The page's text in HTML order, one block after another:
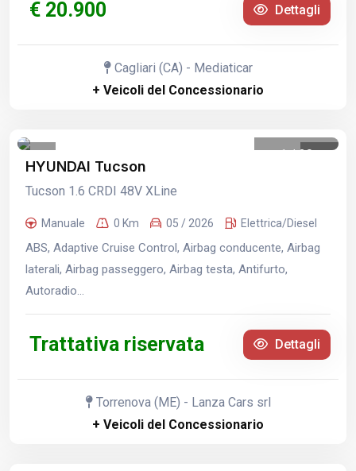
€ 20.900 Dettagli
Cagliari (CA) - Mediaticar
+ Veicoli del Concessionario
1 /20
HYUNDAI Tucson
Tucson 1.6 CRDI 48V XLine
Manuale 0 Km 05 / 2026 Elettrica/Diesel
ABS, Adaptive Cruise Control, Airbag conducente, Airbag
laterali, Airbag passeggero, Airbag testa, Antifurto,
Autoradio...
Trattativa riservata Dettagli
Torrenova (ME) - Lanza Cars srl
+ Veicoli del Concessionario